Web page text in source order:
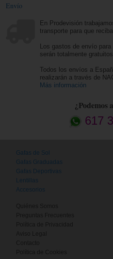
Envío
En Prodevisión
transporte para que
Los gastos de envío
serán totalmente
Todos los envíos a
realizarán a través de
Más información
¿Podemos
617
Gafas de Sol
Gafas Graduadas
Gafas Deportivas
Lentillas
Accesorios
Quiénes Somos
Preguntas Frecuentes
Política de Privacidad
Aviso Legal
Contacto
Política de Cookies